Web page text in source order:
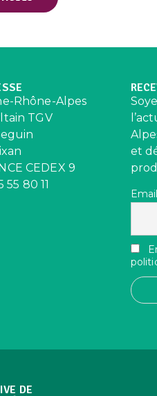
Rhône-Alpes
TGV
CEDEX 9
55 80 11
et
Email
DE